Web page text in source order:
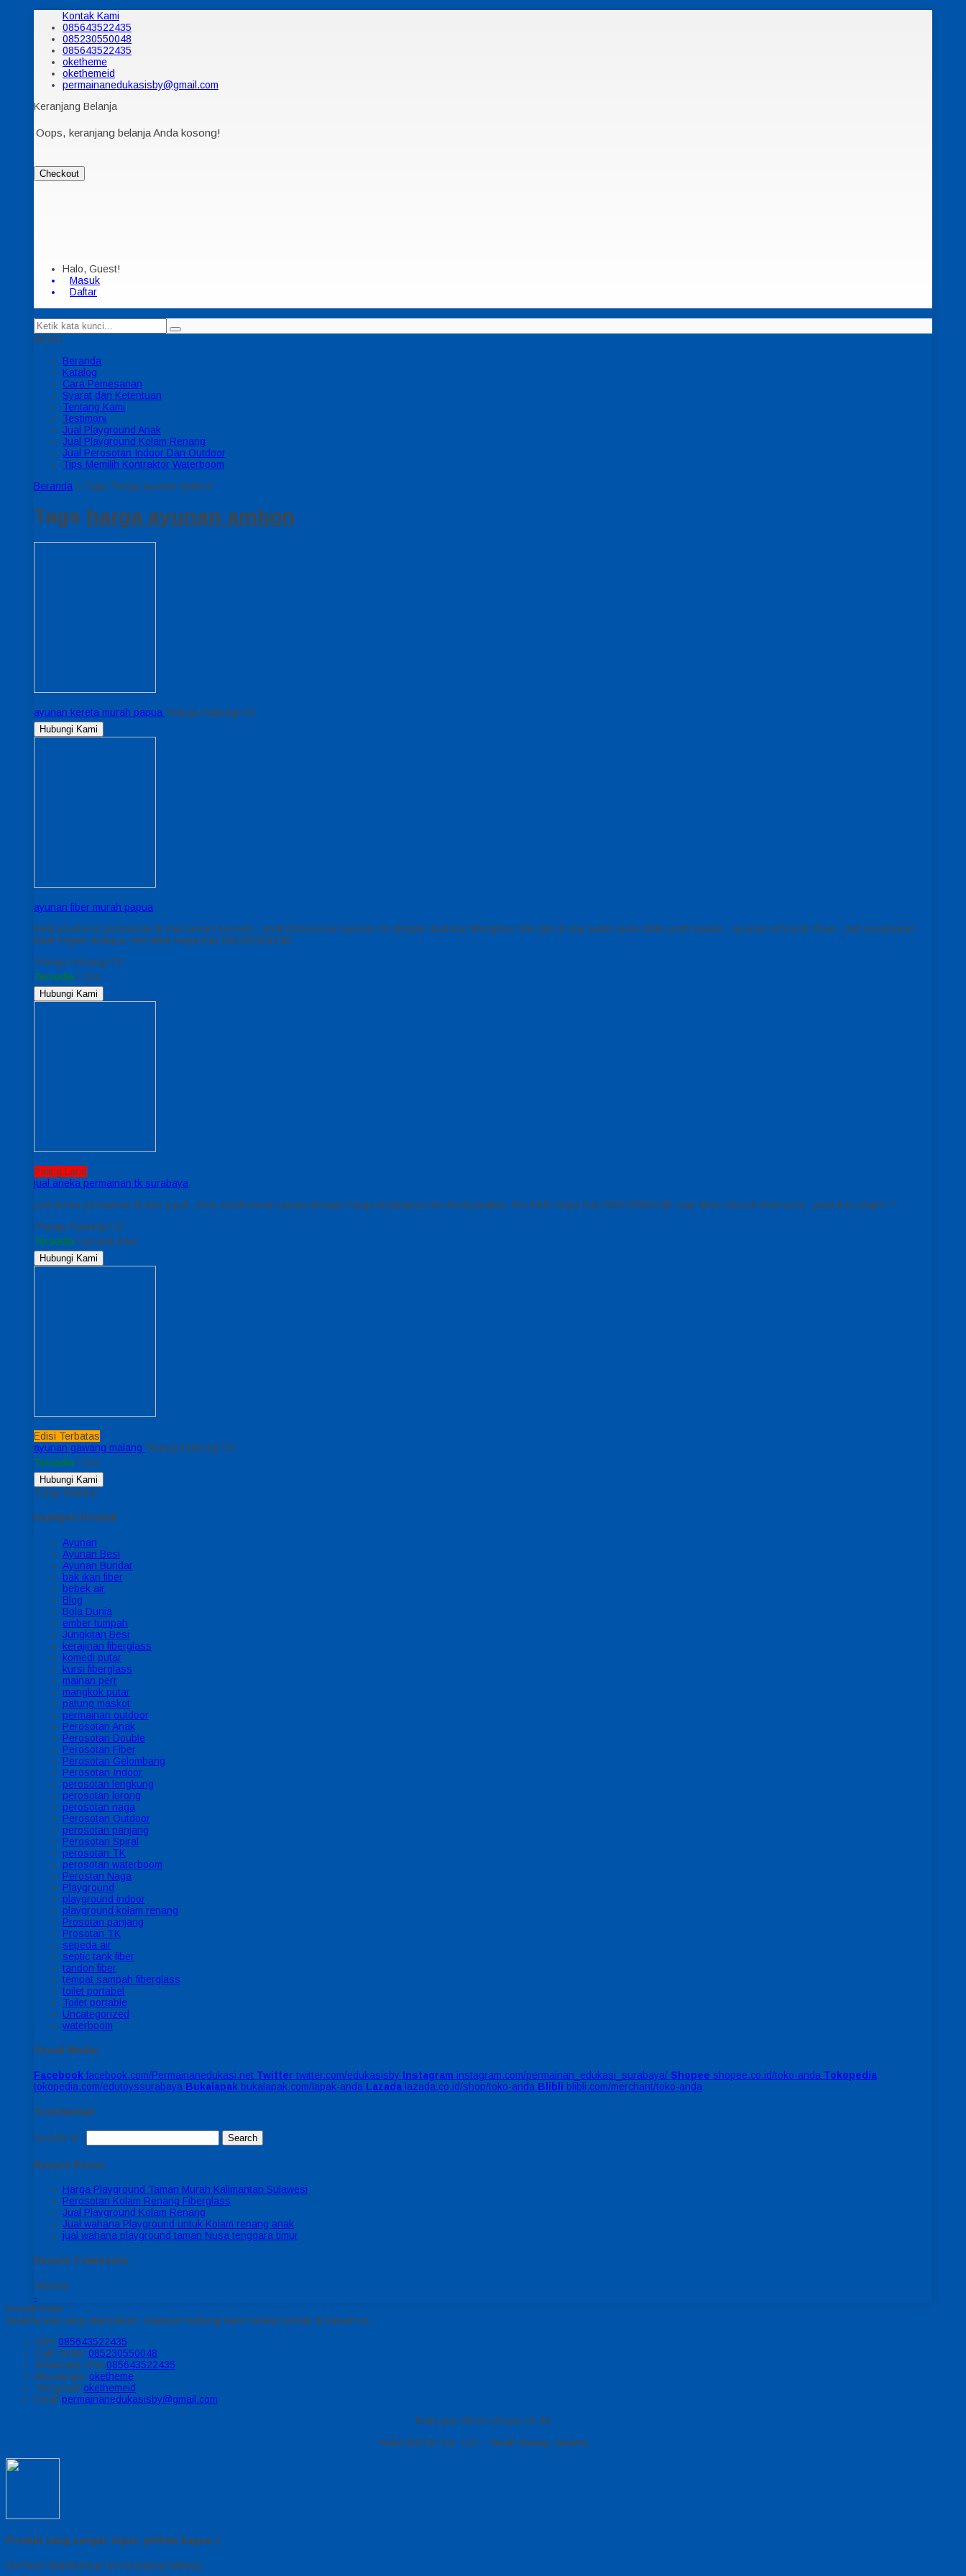
Kontak Kami
085643522435
085230550048
085643522435
oketheme
okethemeid
permainanedukasisby@gmail.com
Keranjang Belanja
Oops, keranjang belanja Anda kosong!
Checkout
Halo, Guest!
Masuk
Daftar
MENU
Beranda
Katalog
Cara Pemesanan
Syarat dan Ketentuan
Tentang Kami
Testimoni
Jual Playground Anak
Jual Playground Kolam Renang
Jual Perosotan Indoor Dan Outdoor
Tips Memilih Kontraktor Waterboom
Beranda » Tags "harga ayunan ambon"
Tags harga ayunan ambon
ayunan kereta murah papua *Harga Hubungi CS
Hubungi Kami
ayunan fiber murah papua
kami produsen permainan tk dan taman bermain , anda bisa pesan ayunan ini dengan dudukan fiberglass dan jika di luar pulau anda tidak usah kawatir , ayunan ini knock down , jadi pengiriman
lebih ringan di biaya. info lebih lanjut hub 085230550048
*Harga Hubungi CS
Tersedia / 104
Hubungi Kami
Paling Laris
jual aneka permainan tk surabaya
jual aneka permainan tk dan paud , bisa untuk taman wisata dengan harga terjangkau dan berkuwalitas. ifno lebih lanjut hub 085230550048. siap kirim seluruh indonesia , jawa free ongkir !!
*Harga Hubungi CS
Tersedia / produk besi
Hubungi Kami
Edisi Terbatas
ayunan gawang malang *Harga Hubungi CS
Tersedia / 102
Hubungi Kami
Tutup Sidebar
Kategori Produk
Ayunan
Ayunan Besi
Ayunan Bundar
bak ikan fiber
bebek air
Blog
Bola Dunia
ember tumpah
Jungkitan Besi
kerajinan fiberglass
komedi putar
kursi fiberglass
mainan perr
mangkok putar
patung maskot
permainan outdoor
Perosotan Anak
Perosotan Double
Perosotan Fiber
Perosotan Gelombang
Perosotan Indoor
perosotan lengkung
perosotan lorong
perosotan naga
Perosotan Outdoor
perosotan panjang
Perosotan Spiral
perosotan TK
perosotan waterboom
Perostan Naga
Playground
playground indoor
playground kolam renang
Prosotan panjang
Prosotan TK
sepeda air
septic tank fiber
tandon fiber
tempat sampah fiberglass
toilet portabel
Toilet portable
Uncategorized
waterboom
Social Media
Facebook facebook.com/Permainanedukasi.net Twitter twitter.com/edukasisby Instagram instagram.com/permainan_edukasi_surabaya/ Shopee shopee.co.id/toko-anda Tokopedia
tokopedia.com/edutoyssurabaya Bukalapak bukalapak.com/lapak-anda Lazada lazada.co.id/shop/toko-anda Blibli blibli.com/merchant/toko-anda
Testimonial
Search for:
Recent Posts
Harga Playground Taman Murah Kalimantan Sulawesi
Perosotan Kolam Renang Fiberglass
Jual Playground Kolam Renang
Jual wahana Playground untuk Kolam renang anak
jual wahana playground taman Nusa tenggara timur
Recent Comments
Sidebar
-
Kontak Kami
Apabila ada yang ditanyakan, silahkan hubungi kami melalui kontak di bawah ini.
SMS 085643522435
Call Center 085230550048
Whatsapp Icha 085643522435
Messenger oketheme
Telegrram okethemeid
Email permainanedukasisby@gmail.com
Buka jam 08.00 s/d jam 21.00
Ruko ABCDE No. 123 - Tanah Abang, Jakarta
Produk yang sangat tepat, pilihan bagus..!
Berhasil ditambahkan ke keranjang belanja